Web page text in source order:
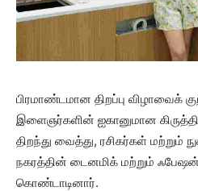
பிரமாண்டமான திறப்பு விழாவைக்
இளைஞர்களின் ஐகானுமான
திறந்து வைத்து, ரசிகர்கள் மற்றும்
நகரத்தின் டைனமிக் மற்றும்
கொண்டாடினார்.